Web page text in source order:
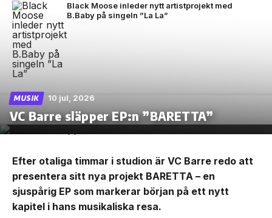
Black Moose inleder nytt artistprojekt med
B.Baby på singeln ”La La”
MUSIK 10 jul, 2026
VC Barre släpper EP:n ”BARETTA”
Efter otaliga timmar i studion är VC Barre redo att
presentera sitt nya projekt BARETTA – en
sjuspårig EP som markerar början på ett nytt
kapitel i hans musikaliska resa.